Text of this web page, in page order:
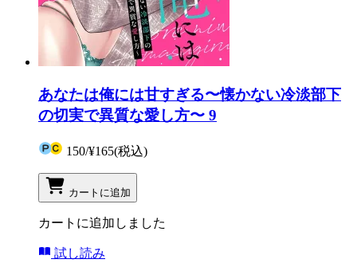
あなたは俺には甘すぎる〜懐かない冷淡部下
の切実で異質な愛し方〜 9
150/¥165(税込)
カートに追加
カートに追加しました
試し読み